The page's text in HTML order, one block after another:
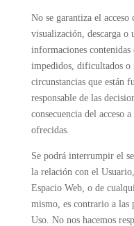
No se garantiza el
visualización, descarga
informaciones contenidas
impedidos, dificultados o
circunstancias que están
responsable de las
consecuencia del acceso
ofrecidas.
Se podrá interrumpir el
la relación con el
Espacio Web, o de
mismo, es contrario a las
Uso. No nos hacemos